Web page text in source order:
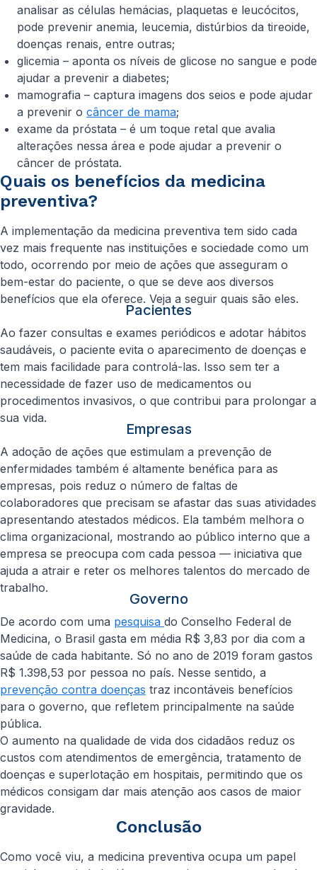
analisar as células hemácias, plaquetas e leucócitos,
pode prevenir anemia, leucemia, distúrbios da tireoide,
doenças renais, entre outras;
glicemia – aponta os níveis de glicose no sangue e pode
ajudar a prevenir a diabetes;
mamografia – captura imagens dos seios e pode ajudar
a prevenir o câncer de mama;
exame da próstata – é um toque retal que avalia
alterações nessa área e pode ajudar a prevenir o
câncer de próstata.
Quais os benefícios da medicina
preventiva?
A implementação da medicina preventiva tem sido cada
vez mais frequente nas instituições e sociedade como um
todo, ocorrendo por meio de ações que asseguram o
bem-estar do paciente, o que se deve aos diversos
benefícios que ela oferece. Veja a seguir quais são eles.
Pacientes
Ao fazer consultas e exames periódicos e adotar hábitos
saudáveis, o paciente evita o aparecimento de doenças e
tem mais facilidade para controlá-las. Isso sem ter a
necessidade de fazer uso de medicamentos ou
procedimentos invasivos, o que contribui para prolongar a
sua vida.
Empresas
A adoção de ações que estimulam a prevenção de
enfermidades também é altamente benéfica para as
empresas, pois reduz o número de faltas de
colaboradores que precisam se afastar das suas atividades
apresentando atestados médicos. Ela também melhora o
clima organizacional, mostrando ao público interno que a
empresa se preocupa com cada pessoa — iniciativa que
ajuda a atrair e reter os melhores talentos do mercado de
trabalho.
Governo
De acordo com uma pesquisa do Conselho Federal de
Medicina, o Brasil gasta em média R$ 3,83 por dia com a
saúde de cada habitante. Só no ano de 2019 foram gastos
R$ 1.398,53 por pessoa no país. Nesse sentido, a
prevenção contra doenças traz incontáveis benefícios
para o governo, que refletem principalmente na saúde
pública.
O aumento na qualidade de vida dos cidadãos reduz os
custos com atendimentos de emergência, tratamento de
doenças e superlotação em hospitais, permitindo que os
médicos consigam dar mais atenção aos casos de maior
gravidade.
Conclusão
Como você viu, a medicina preventiva ocupa um papel